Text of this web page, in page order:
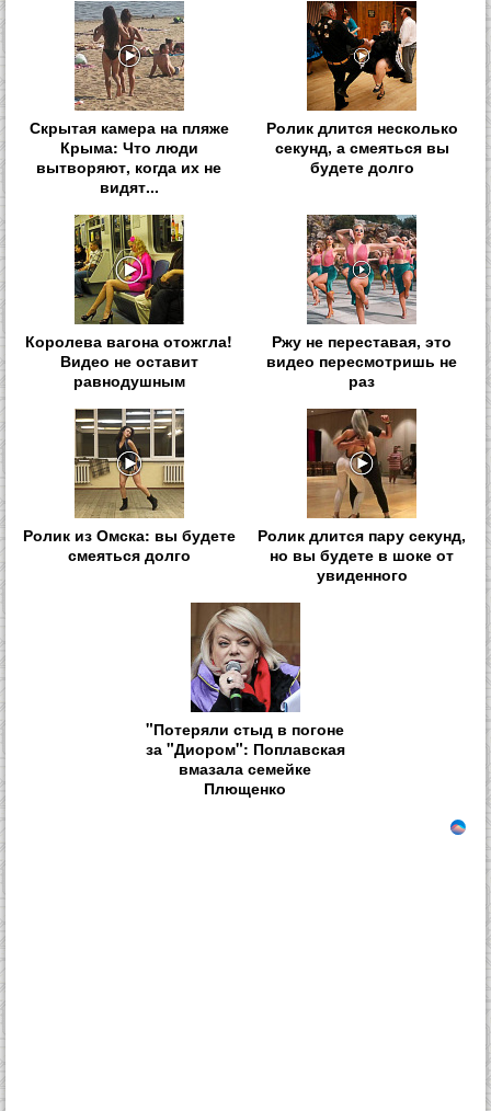
Скрытая камера на пляже
Крыма: Что люди
вытворяют, когда их не
видят...
Ролик длится несколько
секунд, а смеяться вы
будете долго
Королева вагона отожгла!
Видео не оставит
равнодушным
Ржу не переставая, это
видео пересмотришь не
раз
Ролик из Омска: вы будете
смеяться долго
Ролик длится пару секунд,
но вы будете в шоке от
увиденного
"Потеряли стыд в погоне
за "Диором": Поплавская
вмазала семейке
Плющенко